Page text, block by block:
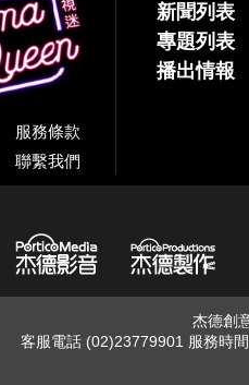
服務條款
聯繫我們
新聞列表
專題列表
播出情報
杰德創
客服電話 (02)23779901 服務時